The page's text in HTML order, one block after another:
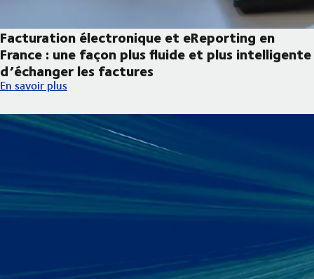
Facturation électronique et eReporting en
France : une façon plus fluide et plus intelligente
d’échanger les factures
Facturation électronique et eReporting en France : une façon
En savoir plus